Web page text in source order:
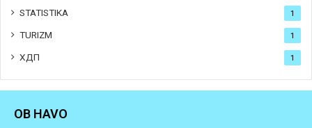
STATISTIKA 1
TURIZM 1
ХДП 1
OB HAVO